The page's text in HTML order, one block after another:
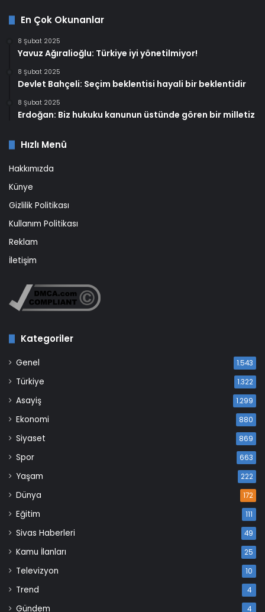
En Çok Okunanlar
8 Şubat 2025
Yavuz Ağıralioğlu: Türkiye iyi yönetilmiyor!
8 Şubat 2025
Devlet Bahçeli: Seçim beklentisi hayali bir beklentidir
8 Şubat 2025
Erdoğan: Biz hukuku kanunun üstünde gören bir milletiz
Hızlı Menü
Hakkımızda
Künye
Gizlilik Politikası
Kullanım Politikası
Reklam
İletişim
Kategoriler
Genel 1.543
Türkiye 1.322
Asayiş 1.299
Ekonomi 880
Siyaset 869
Spor 663
Yaşam 222
Dünya 172
Eğitim 111
Sivas Haberleri 49
Kamu İlanları 25
Televizyon 10
Trend 4
Gündem 4